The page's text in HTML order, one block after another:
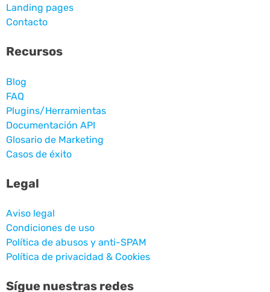
Landing pages
Contacto
Recursos
Blog
FAQ
Plugins/Herramientas
Documentación API
Glosario de Marketing
Casos de éxito
Legal
Aviso legal
Condiciones de uso
Política de abusos y anti-SPAM
Política de privacidad & Cookies
Sígue nuestras redes